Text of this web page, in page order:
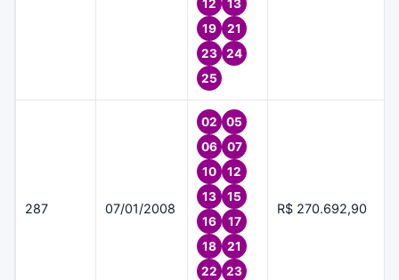
12
13
19
21
23
24
25
287 07/01/2008
02
05
06
07
10
12
13
15
16
17
18
21
22
23
R$ 270.692,90